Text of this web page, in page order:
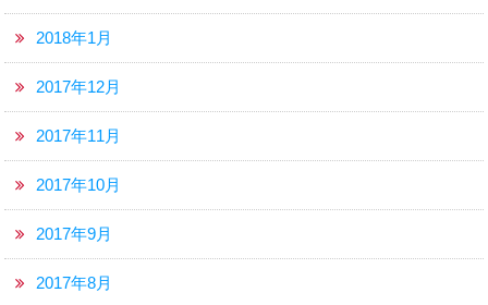
2018年1月
2017年12月
2017年11月
2017年10月
2017年9月
2017年8月